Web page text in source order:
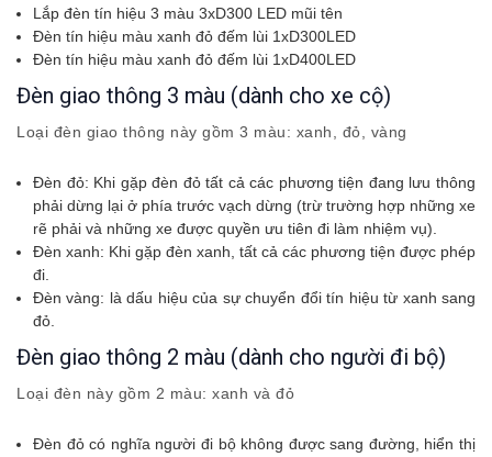
Lắp đèn tín hiệu 3 màu 3xD300 LED mũi tên
Đèn tín hiệu màu xanh đỏ đếm lùi 1xD300LED
Đèn tín hiệu màu xanh đỏ đếm lùi 1xD400LED
Đèn giao thông 3 màu (dành cho xe cộ)
Loại đèn giao thông này gồm 3 màu: xanh, đỏ, vàng
Đèn đỏ: Khi gặp đèn đỏ tất cả các phương tiện đang lưu thông
phải dừng lại ở phía trước vạch dừng (trừ trường hợp những xe
rẽ phải và những xe được quyền ưu tiên đi làm nhiệm vụ).
Đèn xanh: Khi gặp đèn xanh, tất cả các phương tiện được phép
đi.
Đèn vàng: là dấu hiệu của sự chuyển đổi tín hiệu từ xanh sang
đỏ.
Đèn giao thông 2 màu (dành cho người đi bộ)
Loại đèn này gồm 2 màu: xanh và đỏ
Đèn đỏ có nghĩa người đi bộ không được sang đường, hiển thị